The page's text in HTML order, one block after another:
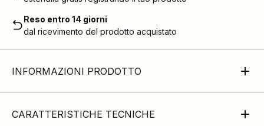
Reso entro 14 giorni
dal ricevimento del prodotto acquistato
INFORMAZIONI PRODOTTO
CARATTERISTICHE TECNICHE